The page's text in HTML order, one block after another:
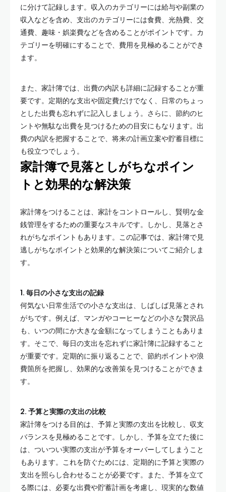
に分けて記録します。収入のカテゴリーには給与や副業の
収入などを含め、支出のカテゴリーには食費、光熱費、交
通費、趣味・娯楽費などを含めることがポイントです。カ
テゴリーを明確にすることで、費用を見極めることができ
ます。
また、家計簿では、出費の内訳も詳細に記録することが重
要です。定期的な支出や固定費だけでなく、日常のちょっ
とした出費も忘れずに記入しましょう。さらに、節約のヒ
ントや無駄な出費を見つけるための目安にもなります。出
費の内訳を把握することで、将来の計画立案や貯蓄目標に
も役立つでしょう。
家計簿で見落としがちなポイン
トと効果的な解決策
家計簿をつけることは、家計をコントロールし、賢明な金
銭管理をするための重要なスキルです。しかし、見落とさ
れがちなポイントもあります。この記事では、家計簿で見
逃しがちなポイントと効果的な解決策についてご紹介しま
す。
1. 毎日の小さな支出の記録
何気ない日常生活での小さな支出は、しばしば見落とされ
がちです。例えば、マンガやコーヒーなどの小さな贅沢品
も、いつの間にか大きな金額になってしまうこともありま
す。そこで、毎日の支出を忘れずに家計簿に記録すること
が重要です。定期的に振り返ることで、節約ポイントや浪
費箇所を把握し、効果的な改善策を見つけることができま
す。
2. 予算と実際の支出の比較
家計簿をつける目的は、予算と実際の支出を比較し、収支
バランスを見極めることです。しかし、予算を立てた後に
は、ついつい実際の支出が予算をオーバーしてしまうこと
もあります。これを防ぐためには、定期的に予算と実際の
支出を照らし合わせることが必要です。また、予算を立て
る際には、必要な出費や貯蓄計画を考慮し、現実的な数値